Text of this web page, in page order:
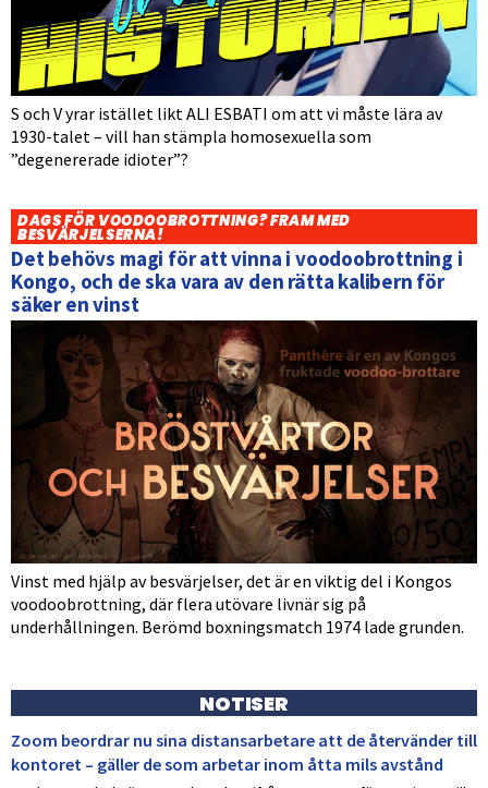
S och V yrar istället likt ALI ESBATI om att vi måste lära av
1930-talet – vill han stämpla homosexuella som
”degenererade idioter”?
DAGS FÖR VOODOOBROTTNING? FRAM MED
BESVÄRJELSERNA!
Det behövs magi för att vinna i voodoobrottning i
Kongo, och de ska vara av den rätta kalibern för
säker en vinst
Vinst med hjälp av besvärjelser, det är en viktig del i Kongos
voodoobrottning, där flera utövare livnär sig på
underhållningen. Berömd boxningsmatch 1974 lade grunden.
NOTISER
Zoom beordrar nu sina distansarbetare att de återvänder till
kontoret – gäller de som arbetar inom åtta mils avstånd